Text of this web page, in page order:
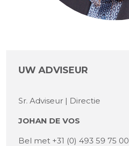
UW ADVISEUR
Sr. Adviseur | Directie
JOHAN DE VOS
Bel met +31 (0) 493 59 75 00